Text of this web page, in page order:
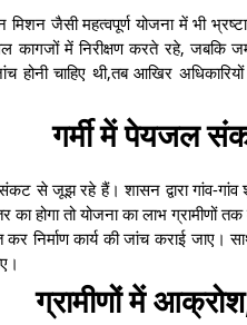
जैसी महत्वपूर्ण योजना में भी
कागजों में निरीक्षण करते रहे, जबकि
जांच होनी चाहिए थी,तब आखिर
गर्मी में पेयजल
संकट से जूझ रहे हैं। शासन द्वारा गांव-
का होगा तो योजना का लाभ
निर्माण कार्य की जांच कराई जाए।
ग्रामीणों में